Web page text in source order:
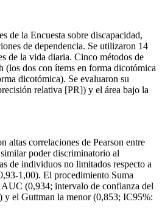
de la Encuesta sobre discapacidad,
de dependencia. Se utilizaron 14
de la vida diaria. Cinco métodos de
(los dos con ítems en forma dicotómica
dicotómica). Se evaluaron su
relativa [PR]) y el área bajo la
altas correlaciones de Pearson entre
poder discriminatorio al
de individuos no limitados respecto a
1,00). El procedimiento Suma
(0,934; intervalo de confianza del
el Guttman la menor (0,853; IC95%: